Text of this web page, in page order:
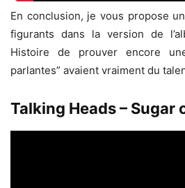
En conclusion, je vous propose
figurants dans la version de
Histoire de prouver encore
parlantes” avaient vraiment du
Talking Heads – Sugar